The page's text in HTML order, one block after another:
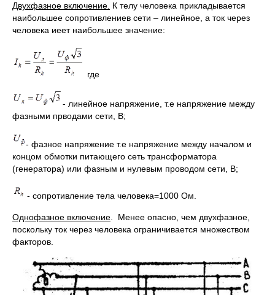
Двухфазное включение. К телу человека прикладывается
наибольшее сопротивлениев сети – линейное, а ток через
человека иеет наибольшее значение:
где
- линейное напряжение, т.е напряжение между
фазными прводами сети, В;
- фазное напряжение т.е напряжение между началом и
концом обмотки питающего сеть трансформатора
(генератора) или фазным и нулевым проводом сети, В;
- сопротивление тела человека=1000 Ом.
Однофазное включение . Менее опасно, чем двухфазное,
поскольку ток через человека ограничивается множеством
факторов.